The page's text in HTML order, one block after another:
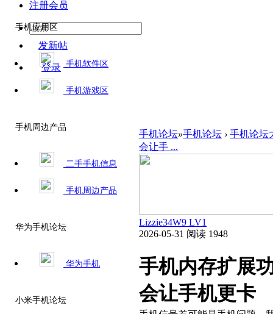
注册会员
发新帖
登录
手机论坛»手机论坛 › 手机论坛
会让手 ...
手机应用区
手机软件区
手机游戏区
手机周边产品
二手手机信息
手机周边产品
华为手机论坛
华为手机
小米手机论坛
Lizzie34W9 LV1
2026-05-31 阅读 1948
手机内存扩展
会让手机更卡​